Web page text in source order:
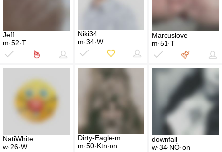
Jeff
m·52·T
Niki34
m·34·W
Marcuslove
m·51·T
NatiWhite
w·26·W
Dirty-Eagle-m
m·50·Ktn·on
downfall
w·34·NÖ·on